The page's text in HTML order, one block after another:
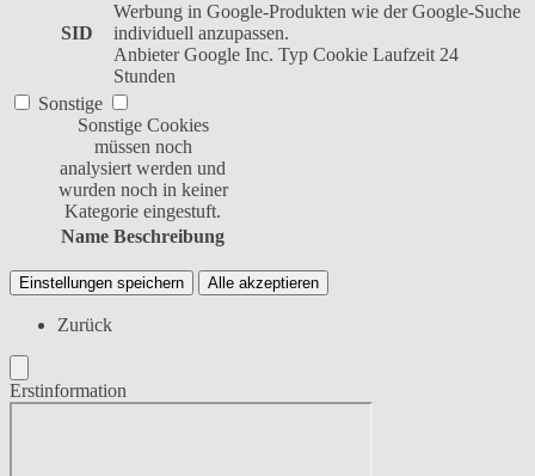
SID
Werbung in Google-Produkten wie der Google-Suche
individuell anzupassen.
Anbieter Google Inc. Typ Cookie Laufzeit 24
Stunden
Sonstige
Sonstige Cookies
müssen noch
analysiert werden und
wurden noch in keiner
Kategorie eingestuft.
Name Beschreibung
Einstellungen speichern Alle akzeptieren
Zurück
Erstinformation